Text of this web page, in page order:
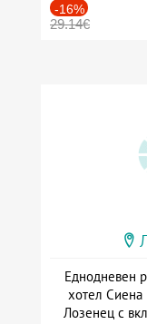
-16%
29.14€
Еднодневен
хотел
Лозенец с